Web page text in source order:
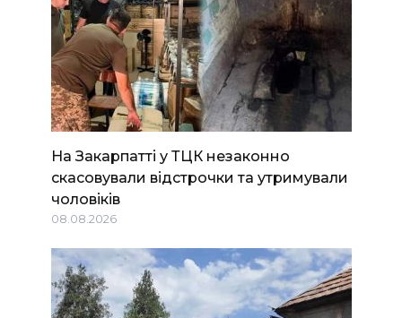
На Закарпатті у ТЦК незаконно
скасовували відстрочки та утримували
чоловіків
08.08.2026